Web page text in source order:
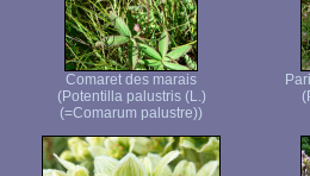
Comaret des marais
(Potentilla palustris (L.)
(=Comarum palustre))